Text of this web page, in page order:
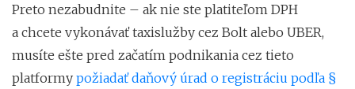
Preto nezabudnite – ak nie ste platiteľom DPH
a chcete vykonávať taxislužby cez Bolt alebo UBER,
musíte ešte pred začatím podnikania cez tieto
platformy požiadať daňový úrad o registráciu podľa §